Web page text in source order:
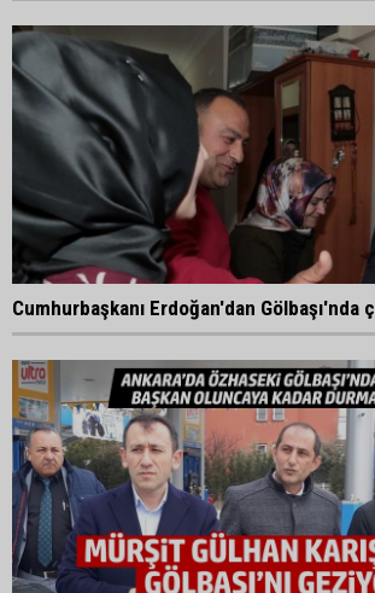
Cumhurbaşkanı Erdoğan'dan Gölbaşı'nda